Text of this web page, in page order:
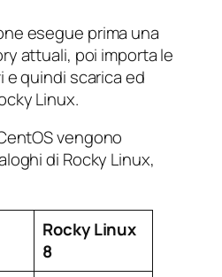
esegue prima una
attuali, poi importa le
e quindi scarica ed
Linux.
vengono
di Rocky Linux,
Rocky Linux
8